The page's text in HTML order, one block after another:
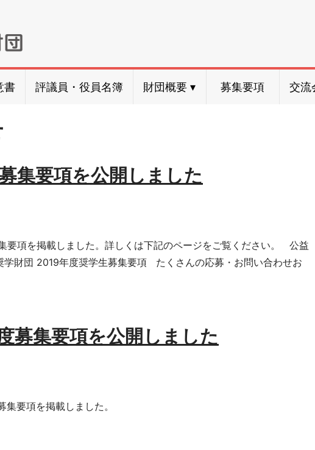
書 評議員・役員名簿 財団概要 募集要項 交流
集要項を公開しました
要項を掲載しました。詳しくは下記のページをご覧ください。 公益
学財団 2019年度奨学生募集要項 たくさんの応募・お問い合わせお
募集要項を公開しました
要項を掲載しました。